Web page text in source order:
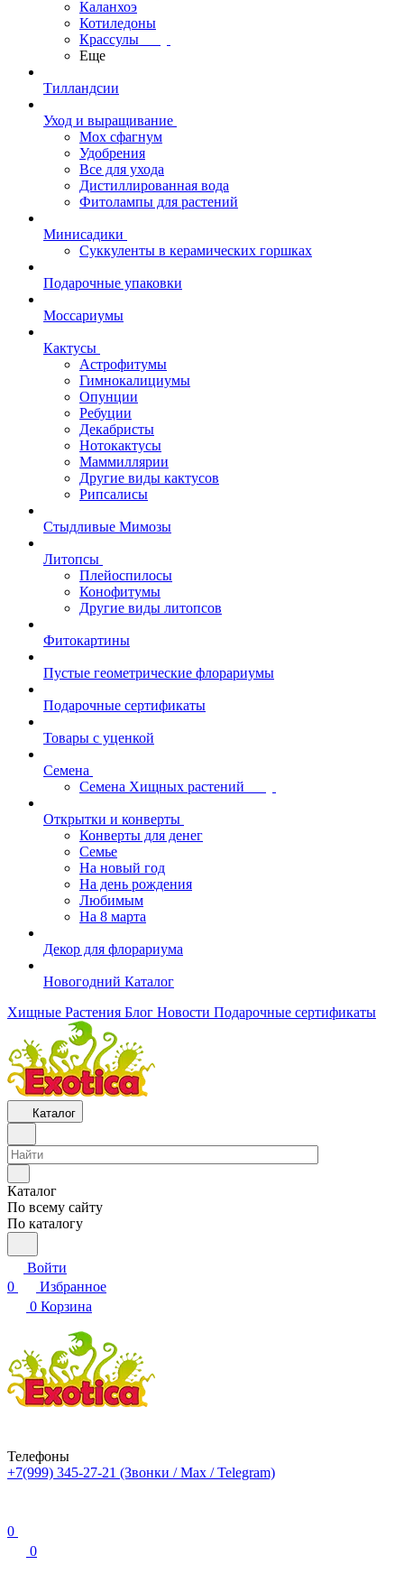
Каланхоэ
Котиледоны
Крассулы
Еще
Тилландсии
Уход и выращивание
Мох сфагнум
Удобрения
Все для ухода
Дистиллированная вода
Фитолампы для растений
Минисадики
Суккуленты в керамических горшках
Подарочные упаковки
Моссариумы
Кактусы
Астрофитумы
Гимнокалициумы
Опунции
Ребуции
Декабристы
Нотокактусы
Маммиллярии
Другие виды кактусов
Рипсалисы
Стыдливые Мимозы
Литопсы
Плейоспилосы
Конофитумы
Другие виды литопсов
Фитокартины
Пустые геометрические флорариумы
Подарочные сертификаты
Товары с уценкой
Семена
Семена Хищных растений
Открытки и конверты
Конверты для денег
Семье
На новый год
На день рождения
Любимым
На 8 марта
Декор для флорариума
Новогодний Каталог
Хищные Растения Блог Новости Подарочные сертификаты
Каталог
Каталог
По всему сайту
По каталогу
Войти
0
Избранное
0 Корзина
Телефоны
+7(999) 345-27-21 (Звонки / Max / Telegram)
0
0